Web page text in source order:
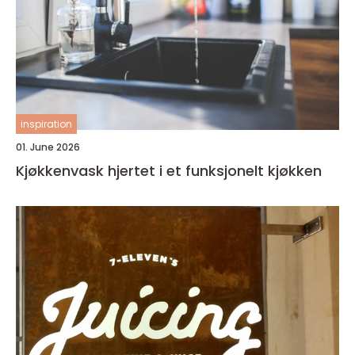
inspiration
01. June 2026
Kjøkkenvask hjertet i et funksjonelt kjøkken